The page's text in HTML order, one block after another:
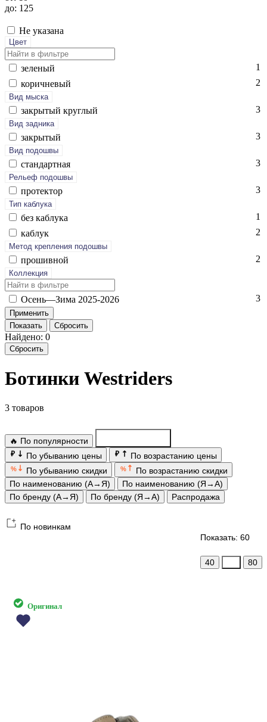
до: 125
Не указана
Цвет
зе­леный
1
ко­рич­не­вый
2
Вид мыска
зак­ры­тый круг­лый 3
Вид задника
зак­ры­тый 3
Вид подошвы
стан­дарт­ная 3
Рельеф подошвы
про­тек­тор 3
Тип каблука
без каб­лу­ка
1
каб­лук
2
Метод крепления подошвы
про­шив­ной 2
Коллекция
Осень—Зи­ма 2025-2026 3
Показать Сбросить
Найдено: 0
Сбросить
Ботинки Westriders
3 товаров
🔥 По популярности
₽ По убыванию цены ₽ По возрастанию цены
% По убыванию скидки %
По возрастанию скидки
По наименованию (А→Я)
По наименованию (Я→А)
По бренду (А→Я)
По бренду (Я→А) Распродажа
По новинкам
Показать: 60
40 80
Оригинал